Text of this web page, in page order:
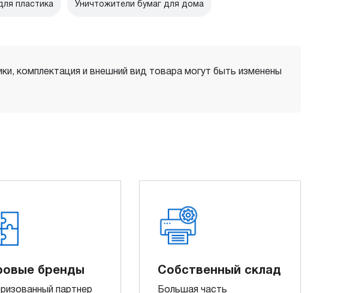
пластика Уничтожители бумаг для дома
комплектация и внешний вид товара могут быть изменены
бренды
партнер
Собственный склад
Большая часть